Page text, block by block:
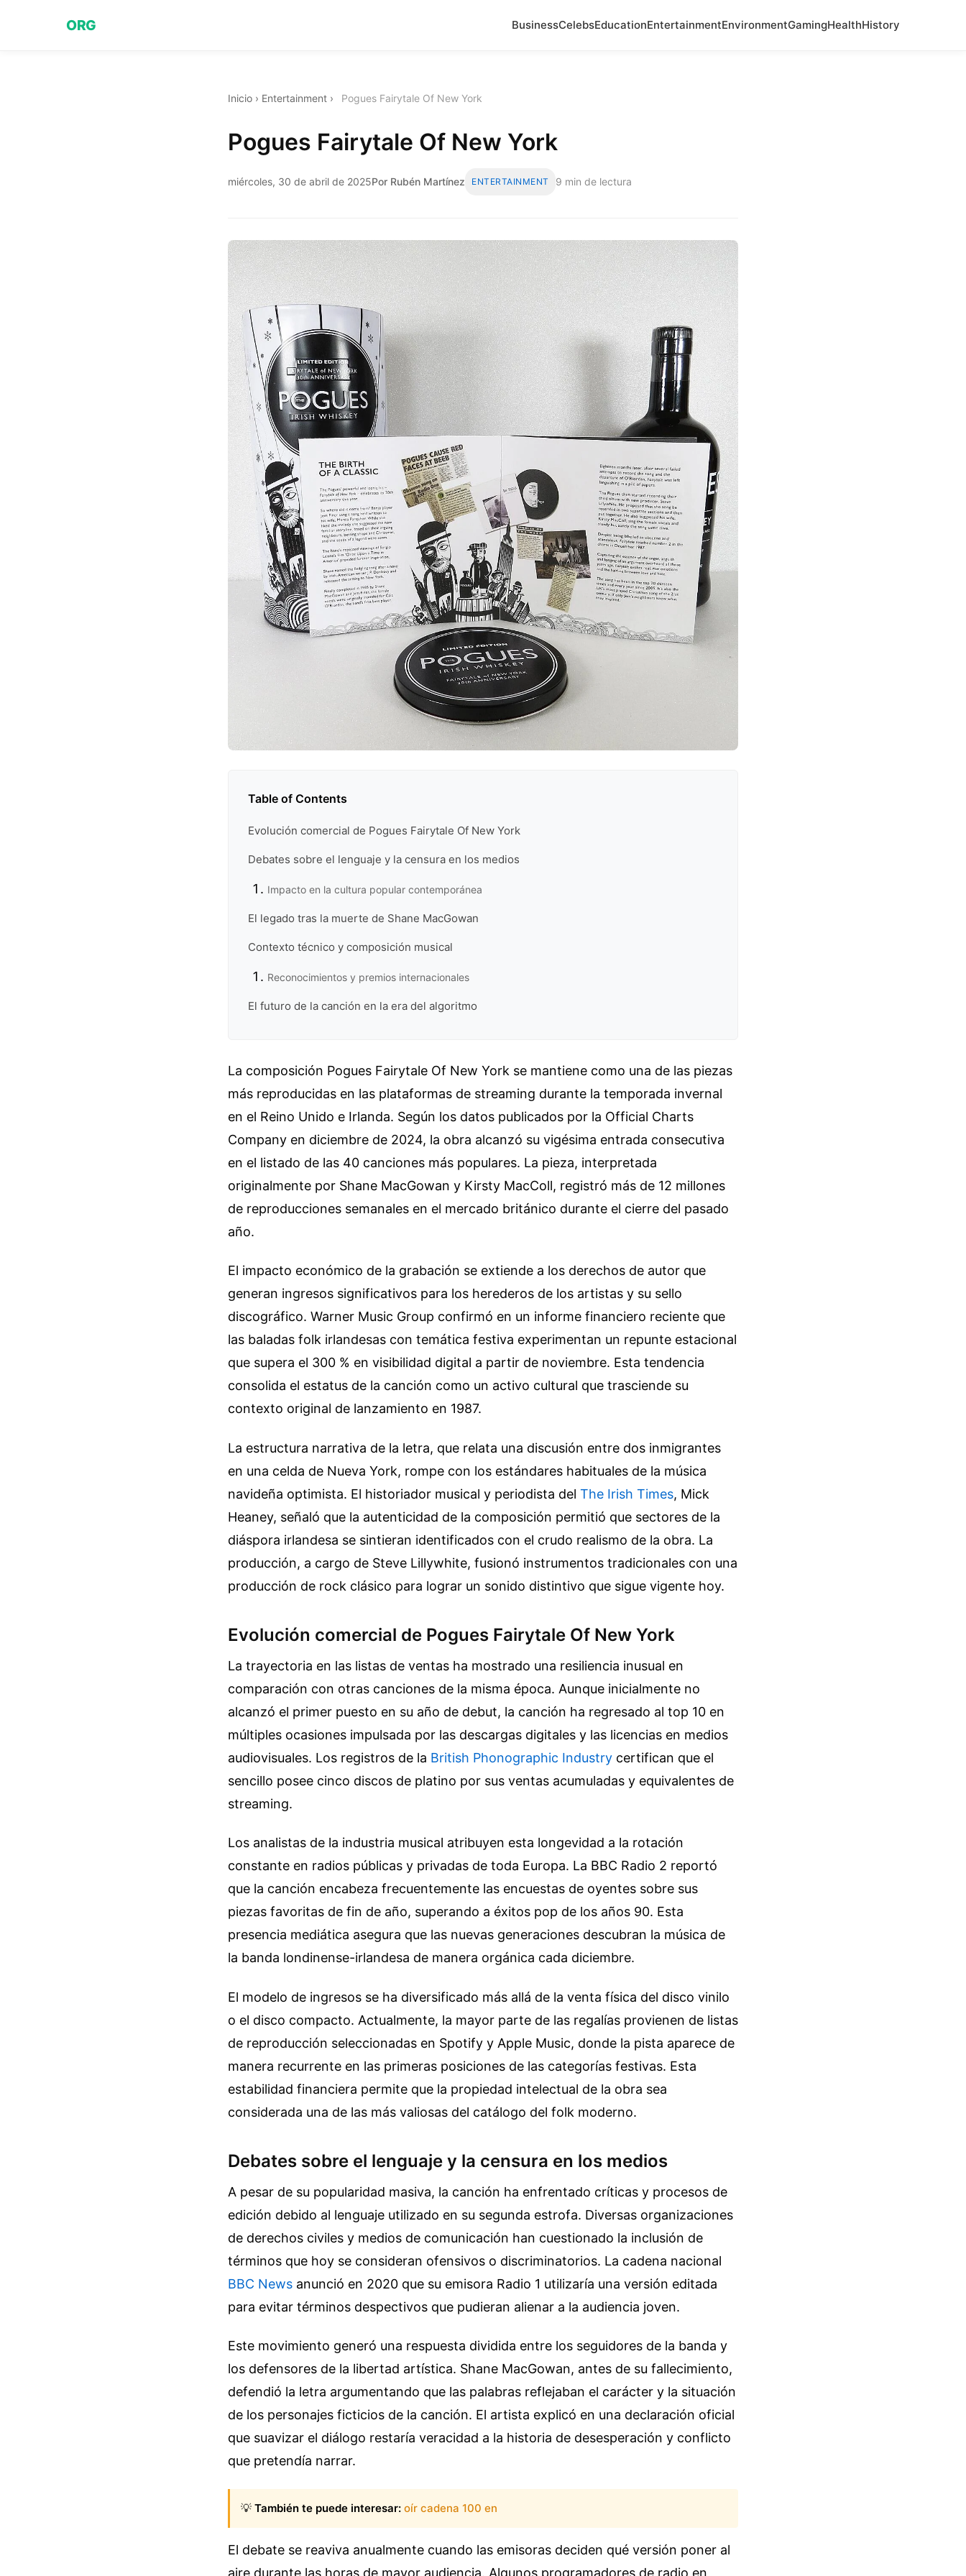
ORG BusinessCelebsEducationEntertainmentEnvironmentGamingHealthHistory
Inicio › Entertainment › Pogues Fairytale Of New York
Pogues Fairytale Of New York
miércoles, 30 de abril de 2025Por Rubén Martínez ENTERTAINMENT 9 min de lectura
Table of Contents
Evolución comercial de Pogues Fairytale Of New York
Debates sobre el lenguaje y la censura en los medios
Impacto en la cultura popular contemporánea
El legado tras la muerte de Shane MacGowan
Contexto técnico y composición musical
Reconocimientos y premios internacionales
El futuro de la canción en la era del algoritmo
La composición Pogues Fairytale Of New York se mantiene como una de las piezas
más reproducidas en las plataformas de streaming durante la temporada invernal
en el Reino Unido e Irlanda. Según los datos publicados por la Official Charts
Company en diciembre de 2024, la obra alcanzó su vigésima entrada consecutiva
en el listado de las 40 canciones más populares. La pieza, interpretada
originalmente por Shane MacGowan y Kirsty MacColl, registró más de 12 millones
de reproducciones semanales en el mercado británico durante el cierre del pasado
año.
El impacto económico de la grabación se extiende a los derechos de autor que
generan ingresos significativos para los herederos de los artistas y su sello
discográfico. Warner Music Group confirmó en un informe financiero reciente que
las baladas folk irlandesas con temática festiva experimentan un repunte estacional
que supera el 300 % en visibilidad digital a partir de noviembre. Esta tendencia
consolida el estatus de la canción como un activo cultural que trasciende su
contexto original de lanzamiento en 1987.
La estructura narrativa de la letra, que relata una discusión entre dos inmigrantes
en una celda de Nueva York, rompe con los estándares habituales de la música
navideña optimista. El historiador musical y periodista del The Irish Times, Mick
Heaney, señaló que la autenticidad de la composición permitió que sectores de la
diáspora irlandesa se sintieran identificados con el crudo realismo de la obra. La
producción, a cargo de Steve Lillywhite, fusionó instrumentos tradicionales con una
producción de rock clásico para lograr un sonido distintivo que sigue vigente hoy.
Evolución comercial de Pogues Fairytale Of New York
La trayectoria en las listas de ventas ha mostrado una resiliencia inusual en
comparación con otras canciones de la misma época. Aunque inicialmente no
alcanzó el primer puesto en su año de debut, la canción ha regresado al top 10 en
múltiples ocasiones impulsada por las descargas digitales y las licencias en medios
audiovisuales. Los registros de la British Phonographic Industry certifican que el
sencillo posee cinco discos de platino por sus ventas acumuladas y equivalentes de
streaming.
Los analistas de la industria musical atribuyen esta longevidad a la rotación
constante en radios públicas y privadas de toda Europa. La BBC Radio 2 reportó
que la canción encabeza frecuentemente las encuestas de oyentes sobre sus
piezas favoritas de fin de año, superando a éxitos pop de los años 90. Esta
presencia mediática asegura que las nuevas generaciones descubran la música de
la banda londinense-irlandesa de manera orgánica cada diciembre.
El modelo de ingresos se ha diversificado más allá de la venta física del disco vinilo
o el disco compacto. Actualmente, la mayor parte de las regalías provienen de listas
de reproducción seleccionadas en Spotify y Apple Music, donde la pista aparece de
manera recurrente en las primeras posiciones de las categorías festivas. Esta
estabilidad financiera permite que la propiedad intelectual de la obra sea
considerada una de las más valiosas del catálogo del folk moderno.
Debates sobre el lenguaje y la censura en los medios
A pesar de su popularidad masiva, la canción ha enfrentado críticas y procesos de
edición debido al lenguaje utilizado en su segunda estrofa. Diversas organizaciones
de derechos civiles y medios de comunicación han cuestionado la inclusión de
términos que hoy se consideran ofensivos o discriminatorios. La cadena nacional
BBC News anunció en 2020 que su emisora Radio 1 utilizaría una versión editada
para evitar términos despectivos que pudieran alienar a la audiencia joven.
Este movimiento generó una respuesta dividida entre los seguidores de la banda y
los defensores de la libertad artística. Shane MacGowan, antes de su fallecimiento,
defendió la letra argumentando que las palabras reflejaban el carácter y la situación
de los personajes ficticios de la canción. El artista explicó en una declaración oficial
que suavizar el diálogo restaría veracidad a la historia de desesperación y conflicto
que pretendía narrar.
💡 También te puede interesar: oír cadena 100 en
El debate se reaviva anualmente cuando las emisoras deciden qué versión poner al